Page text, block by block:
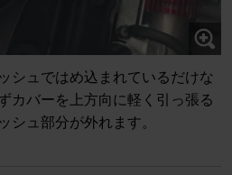
シュではめ込まれているだけな
カバーを上方向に軽く引っ張る
シュ部分が外れます。